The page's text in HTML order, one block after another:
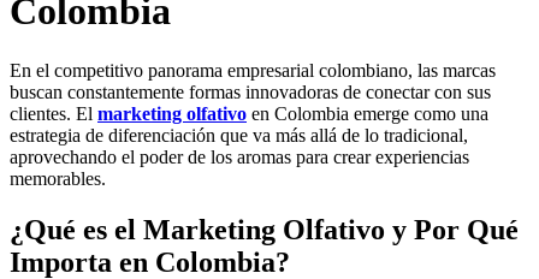
Colombia
En el competitivo panorama empresarial colombiano, las marcas
buscan constantemente formas innovadoras de conectar con sus
clientes. El marketing olfativo en Colombia emerge como una
estrategia de diferenciación que va más allá de lo tradicional,
aprovechando el poder de los aromas para crear experiencias
memorables.
¿Qué es el Marketing Olfativo y Por Qué
Importa en Colombia?